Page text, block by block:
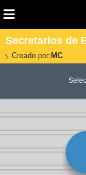
Secretarios de
Creado por: MC